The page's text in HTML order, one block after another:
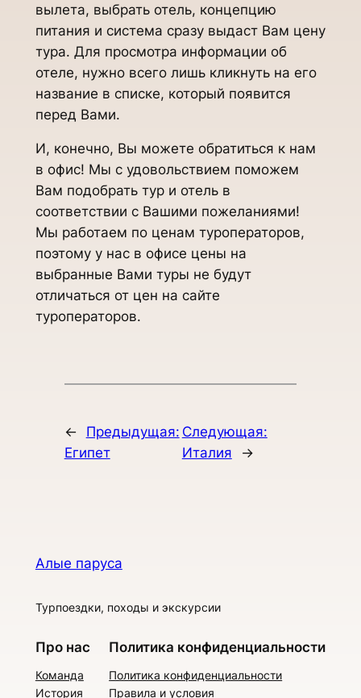
вылета, выбрать отель, концепцию
питания и система сразу выдаст Вам цену
тура. Для просмотра информации об
отеле, нужно всего лишь кликнуть на его
название в списке, который появится
перед Вами.
И, конечно, Вы можете обратиться к нам
в офис! Мы с удовольствием поможем
Вам подобрать тур и отель в
соответствии с Вашими пожеланиями!
Мы работаем по ценам туроператоров,
поэтому у нас в офисе цены на
выбранные Вами туры не будут
отличаться от цен на сайте
туроператоров.
←
Предыдущая:
Египет
Следующая:
Италия
→
Алые паруса
Турпоездки, походы и экскурсии
Про нас
Команда
История
Политика конфиденциальности
Политика конфиденциальности
Правила и условия